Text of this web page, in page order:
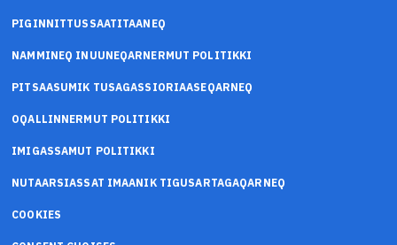
PIGINNITTUSSAATITAANEQ
NAMMINEQ INUUNEQARNERMUT POLITIKKI
PITSAASUMIK TUSAGASSIORIAASEQARNEQ
OQALLINNERMUT POLITIKKI
IMIGASSAMUT POLITIKKI
NUTAARSIASSAT IMAANIK TIGUSARTAGAQARNEQ
COOKIES